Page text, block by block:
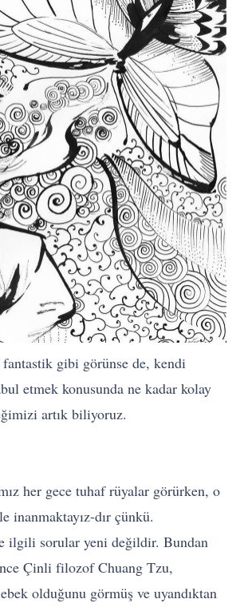
gibi görünse de, kendi
etmek konusunda ne kadar kolay
artık biliyoruz.
her gece tuhaf rüyalar görürken, o
inanmaktayız-dır çünkü.
ilgili sorular yeni değildir. Bundan
Çinli filozof Chuang Tzu,
olduğunu görmüş ve uyandıktan